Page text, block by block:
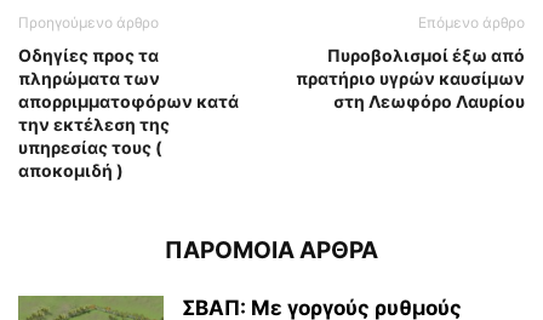
Προηγούμενο άρθρο
Οδηγίες προς τα
πληρώματα των
απορριμματοφόρων κατά
την εκτέλεση της
υπηρεσίας τους (
αποκομιδή )
Επόμενο άρθρο
Πυροβολισμοί έξω από
πρατήριο υγρών καυσίμων
στη Λεωφόρο Λαυρίου
ΠΑΡΟΜΟΙΑ ΑΡΘΡΑ
ΣΒΑΠ: Με γοργούς ρυθμούς